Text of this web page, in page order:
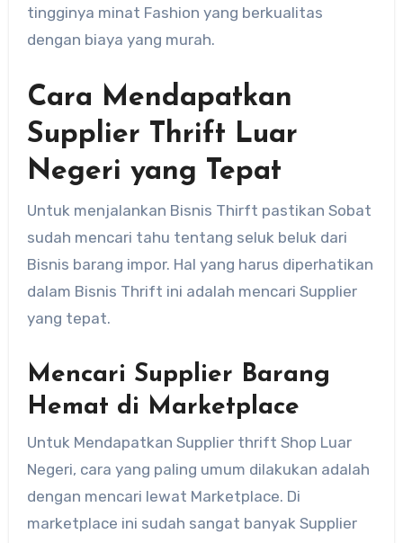
tingginya minat Fashion yang berkualitas
dengan biaya yang murah.
Cara Mendapatkan
Supplier Thrift Luar
Negeri yang Tepat
Untuk menjalankan Bisnis Thirft pastikan Sobat
sudah mencari tahu tentang seluk beluk dari
Bisnis barang impor. Hal yang harus diperhatikan
dalam Bisnis Thrift ini adalah mencari Supplier
yang tepat.
Mencari Supplier Barang
Hemat di Marketplace
Untuk Mendapatkan Supplier thrift Shop Luar
Negeri, cara yang paling umum dilakukan adalah
dengan mencari lewat Marketplace. Di
marketplace ini sudah sangat banyak Supplier